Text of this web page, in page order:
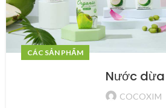
CÁC SẢN PHẨM
Nước dừa
COCOXIM